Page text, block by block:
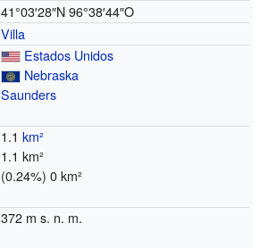
41°03′28″N 96°38′44″O
Villa
Estados Unidos
Nebraska
Saunders
1.1km²
1.1 km²
(0.24%) 0 km²
372 m s. n. m.